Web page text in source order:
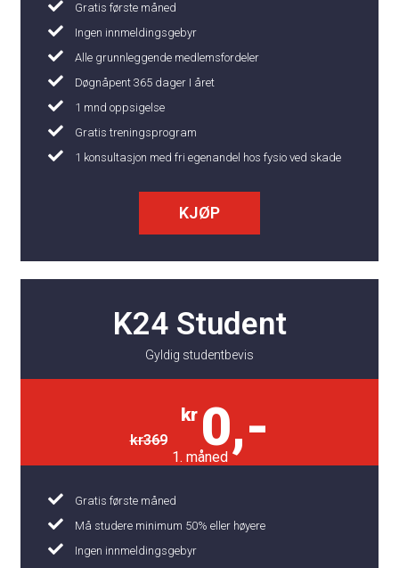
Gratis første måned
Ingen innmeldingsgebyr
Alle grunnleggende medlemsfordeler
Døgnåpent 365 dager I året
1 mnd oppsigelse
Gratis treningsprogram
1 konsultasjon med fri egenandel hos fysio ved skade
KJØP
K24 Student
Gyldig studentbevis
kr369
kr 0,-
1. måned
Gratis første måned
Må studere minimum 50% eller høyere
Ingen innmeldingsgebyr